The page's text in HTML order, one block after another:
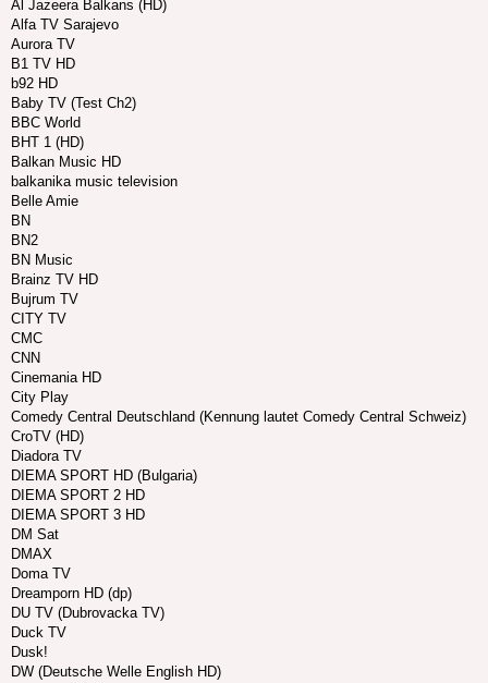
Al Jazeera Balkans (HD)
Alfa TV Sarajevo
Aurora TV
B1 TV HD
b92 HD
Baby TV (Test Ch2)
BBC World
BHT 1 (HD)
Balkan Music HD
balkanika music television
Belle Amie
BN
BN2
BN Music
Brainz TV HD
Bujrum TV
CITY TV
CMC
CNN
Cinemania HD
City Play
Comedy Central Deutschland (Kennung lautet Comedy Central Schweiz)
CroTV (HD)
Diadora TV
DIEMA SPORT HD (Bulgaria)
DIEMA SPORT 2 HD
DIEMA SPORT 3 HD
DM Sat
DMAX
Doma TV
Dreamporn HD (dp)
DU TV (Dubrovacka TV)
Duck TV
Dusk!
DW (Deutsche Welle English HD)